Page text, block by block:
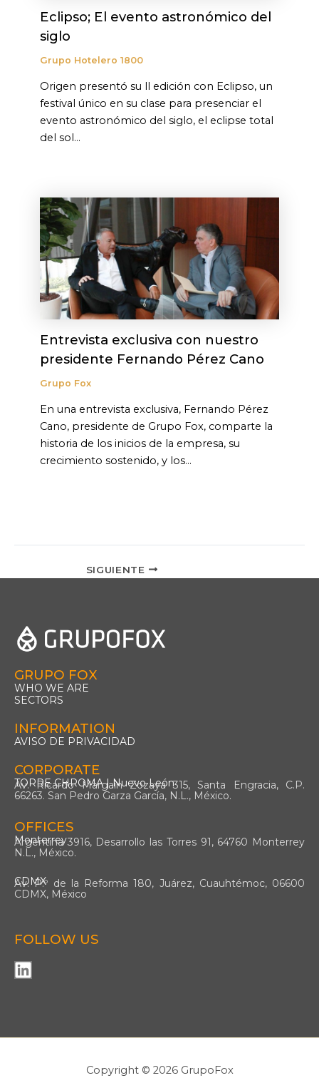
Eclipso; El evento astronómico del
siglo
Grupo Hotelero 1800
Origen presentó su ll edición con Eclipso, un
festival único en su clase para presenciar el
evento astronómico del siglo, el eclipse total
del sol…
Entrevista exclusiva con nuestro
presidente Fernando Pérez Cano
Grupo Fox
En una entrevista exclusiva, Fernando Pérez
Cano, presidente de Grupo Fox, comparte la
historia de los inicios de la empresa, su
crecimiento sostenido, y los…
SIGUIENTE
GRUPO FOX
WHO WE ARE
SECTORS
INFORMATION
AVISO DE PRIVACIDAD
CORPORATE
TORRE CHROMA | Nuevo León
Av. Ricardo Margain Zozaya 315, Santa Engracia, C.P.
66263. San Pedro Garza García, N.L., México.
OFFICES
Monterrey
Argentina 3916, Desarrollo las Torres 91, 64760 Monterrey
N.L., México.
CDMX
Av. P.º de la Reforma 180, Juárez, Cuauhtémoc, 06600
CDMX, México
FOLLOW US
L
e
Copyright © 2026 GrupoFox